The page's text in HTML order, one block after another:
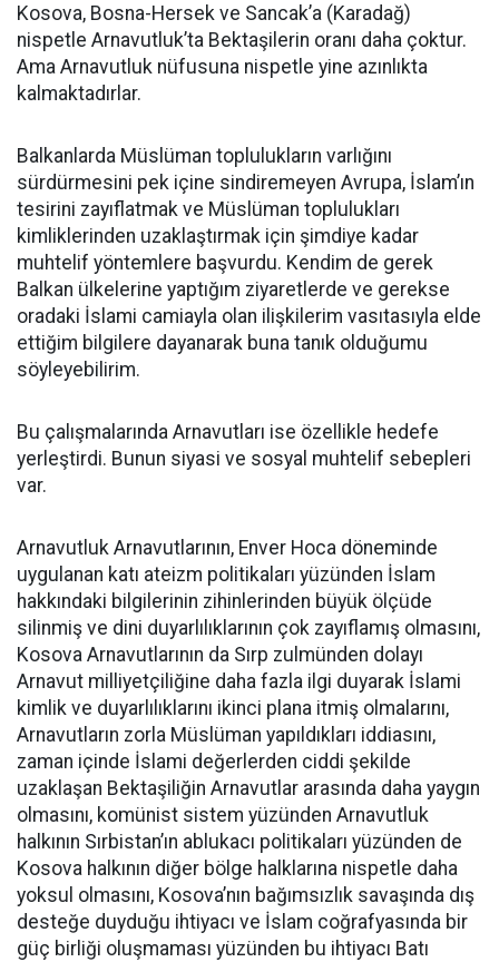
Kosova, Bosna-Hersek ve Sancak’a (Karadağ)
nispetle Arnavutluk’ta Bektaşilerin oranı daha çoktur.
Ama Arnavutluk nüfusuna nispetle yine azınlıkta
kalmaktadırlar.
Balkanlarda Müslüman toplulukların varlığını
sürdürmesini pek içine sindiremeyen Avrupa, İslam’ın
tesirini zayıflatmak ve Müslüman toplulukları
kimliklerinden uzaklaştırmak için şimdiye kadar
muhtelif yöntemlere başvurdu. Kendim de gerek
Balkan ülkelerine yaptığım ziyaretlerde ve gerekse
oradaki İslami camiayla olan ilişkilerim vasıtasıyla elde
ettiğim bilgilere dayanarak buna tanık olduğumu
söyleyebilirim.
Bu çalışmalarında Arnavutları ise özellikle hedefe
yerleştirdi. Bunun siyasi ve sosyal muhtelif sebepleri
var.
Arnavutluk Arnavutlarının, Enver Hoca döneminde
uygulanan katı ateizm politikaları yüzünden İslam
hakkındaki bilgilerinin zihinlerinden büyük ölçüde
silinmiş ve dini duyarlılıklarının çok zayıflamış olmasını,
Kosova Arnavutlarının da Sırp zulmünden dolayı
Arnavut milliyetçiliğine daha fazla ilgi duyarak İslami
kimlik ve duyarlılıklarını ikinci plana itmiş olmalarını,
Arnavutların zorla Müslüman yapıldıkları iddiasını,
zaman içinde İslami değerlerden ciddi şekilde
uzaklaşan Bektaşiliğin Arnavutlar arasında daha yaygın
olmasını, komünist sistem yüzünden Arnavutluk
halkının Sırbistan’ın ablukacı politikaları yüzünden de
Kosova halkının diğer bölge halklarına nispetle daha
yoksul olmasını, Kosova’nın bağımsızlık savaşında dış
desteğe duyduğu ihtiyacı ve İslam coğrafyasında bir
güç birliği oluşmaması yüzünden bu ihtiyacı Batı